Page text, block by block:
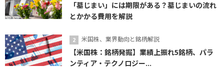
「墓じまい」には期限がある？墓じまいの流れ
とかかる費用を解説
米国株、業界動向と銘柄解説
【米国株：銘柄発掘】業績上振れ5銘柄、パラ
ンティア・テクノロジー...